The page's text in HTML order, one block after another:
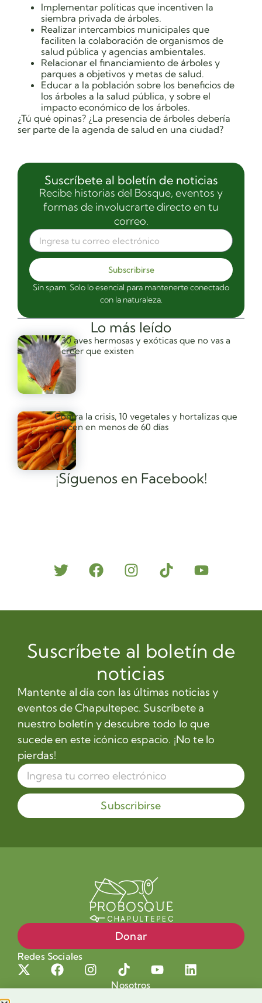
Implementar políticas que incentiven la
siembra privada de árboles.
Realizar intercambios municipales que
faciliten la colaboración de organismos de
salud pública y agencias ambientales.
Relacionar el financiamiento de árboles y
parques a objetivos y metas de salud.
Educar a la población sobre los beneficios de
los árboles a la salud pública, y sobre el
impacto económico de los árboles.
¿Tú qué opinas? ¿La presencia de árboles debería
ser parte de la agenda de salud en una ciudad?
¡Síguenos en Facebook!
Lo más leído
30 aves hermosas y exóticas que no vas a
creer que existen
Contra la crisis, 10 vegetales y hortalizas que
crecen en menos de 60 días
Suscríbete al boletín de noticias
Recibe historias del Bosque, eventos y
formas de involucrarte directo en tu
correo.
Subscribirse
Sin spam. Solo lo esencial para mantenerte conectado
con la naturaleza.
Suscríbete al boletín de
noticias
Mantente al día con las últimas noticias y
eventos de Chapultepec. Suscríbete a
nuestro boletín y descubre todo lo que
sucede en este icónico espacio. ¡No te lo
pierdas!
Subscribirse
Donar
Redes Sociales
Nosotros